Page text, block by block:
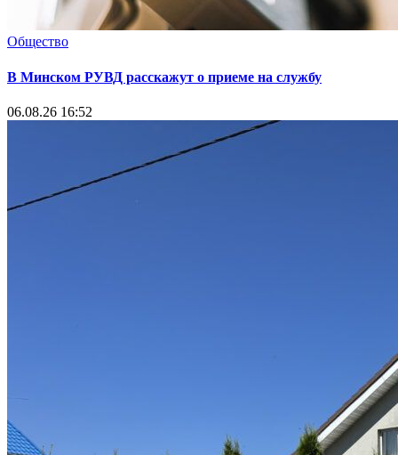
Общество
В Минском РУВД расскажут о приеме на службу
06.08.26 16:52